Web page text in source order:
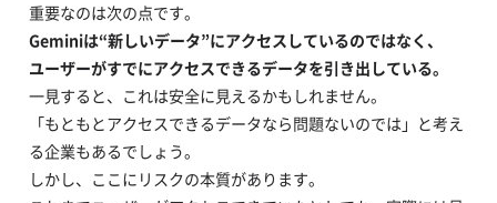
重要なのは次の点です。
Geminiは“新しいデータ”にアクセスしているのではなく、
ユーザーがすでにアクセスできるデータを引き出している。
一見すると、これは安全に見えるかもしれません。
「もともとアクセスできるデータなら問題ないのでは」と考え
る企業もあるでしょう。
しかし、ここにリスクの本質があります。